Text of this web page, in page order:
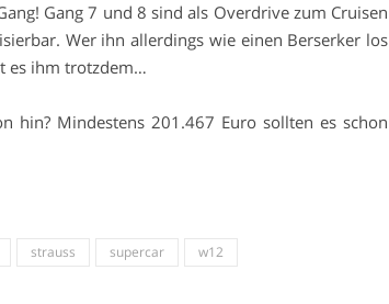
Gang 7 und 8 sind als Overdrive zum Cruisen
Wer ihn allerdings wie einen Berserker los
es ihm trotzdem…
hin? Mindestens 201.467 Euro sollten es schon
strauss supercar w12